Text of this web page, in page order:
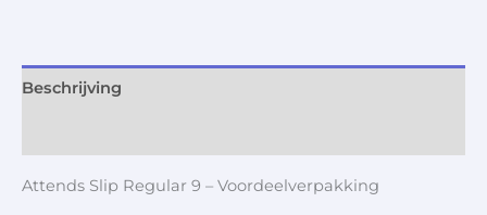
Beschrijving
Attends Slip Regular 9 – Voordeelverpakking